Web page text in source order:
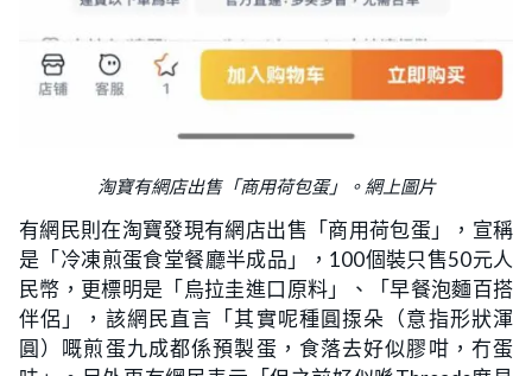
淘寶有網店出售「商用荷包蛋」。網上圖片
有網民則在淘寶發現有網店出售「商用荷包蛋」，宣稱
是「冷凍煎蛋食堂餐廳半成品」，100個裝只售50元人
民幣，更標明是「烏拉圭進口原料」、「早餐泡麵百搭
伴侶」，該網民直言「其實呢種圓揼朵（意指形狀渾
圓）嘅煎蛋九成都係預製蛋，食落去好似膠咁，冇蛋